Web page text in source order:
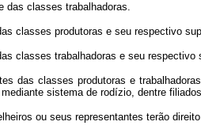
classes trabalhadoras.
produtoras e seu respectivo
trabalhadoras e seu respectivo
classes produtoras e trabalhadoras
sistema de rodízio, dentre
ou seus representantes terão direito